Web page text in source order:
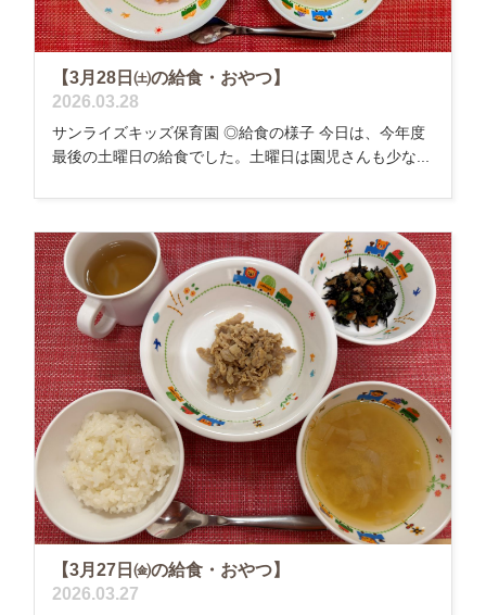
【3月28日㈯の給食・おやつ】
2026.03.28
サンライズキッズ保育園 ◎給食の様子 今日は、今年度
最後の土曜日の給食でした。土曜日は園児さんも少な...
【3月27日㈮の給食・おやつ】
2026.03.27